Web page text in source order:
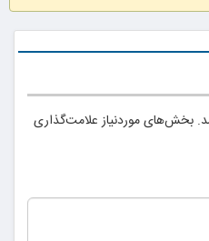
بخش‌های موردنیاز علامت‌گذاری